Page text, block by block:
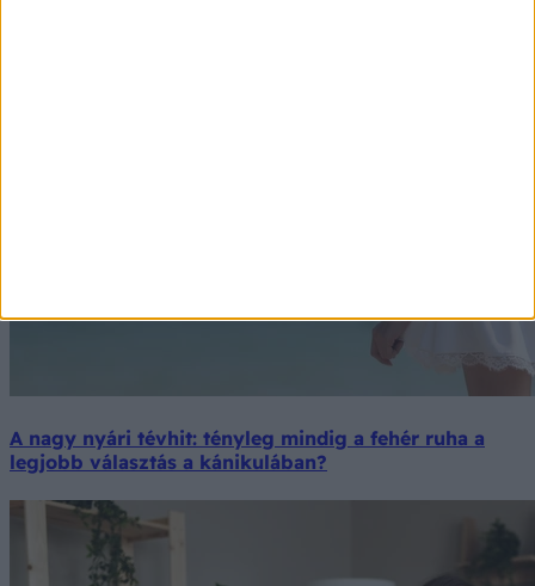
A nagy nyári tévhit: tényleg mindig a fehér ruha a
legjobb választás a kánikulában?